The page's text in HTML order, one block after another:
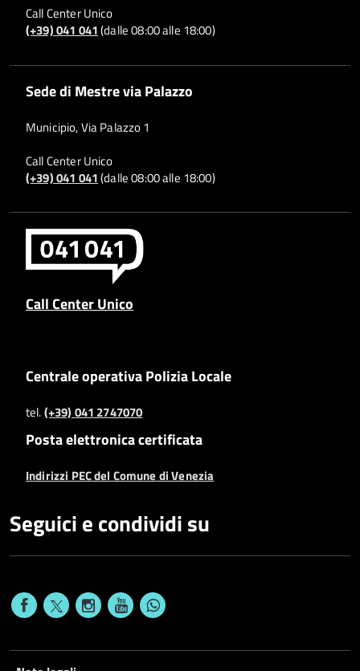
Call Center Unico
(+39) 041 041(dalle 08:00 alle 18:00)
Sede di Mestre via Palazzo
Municipio, Via Palazzo 1
Call Center Unico
(+39) 041 041(dalle 08:00 alle 18:00)
Call Center Unico
Centrale operativa Polizia Locale
tel.(+39) 041 2747070
Posta elettronica certificata
Indirizzi PEC del Comune di Venezia
Seguici e condividi su